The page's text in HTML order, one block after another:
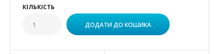
КІЛЬКІСТЬ